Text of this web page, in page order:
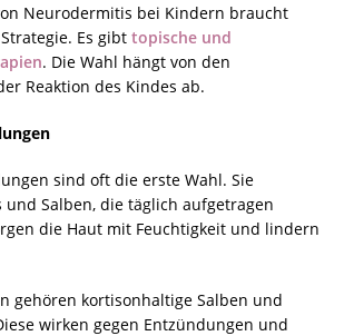
Neurodermitis bei Kindern braucht
Es gibt topische und
. Die Wahl hängt von den
Reaktion des Kindes ab.
sind oft die erste Wahl. Sie
und Salben, die täglich aufgetragen
die Haut mit Feuchtigkeit und lindern
gehören kortisonhaltige Salben und
wirken gegen Entzündungen und